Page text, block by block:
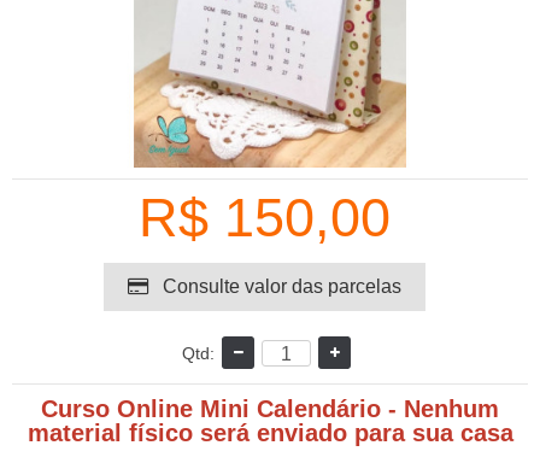
R$ 150,00
Consulte valor das parcelas
Qtd:
Curso Online Mini Calendário - Nenhum
material físico será enviado para sua casa